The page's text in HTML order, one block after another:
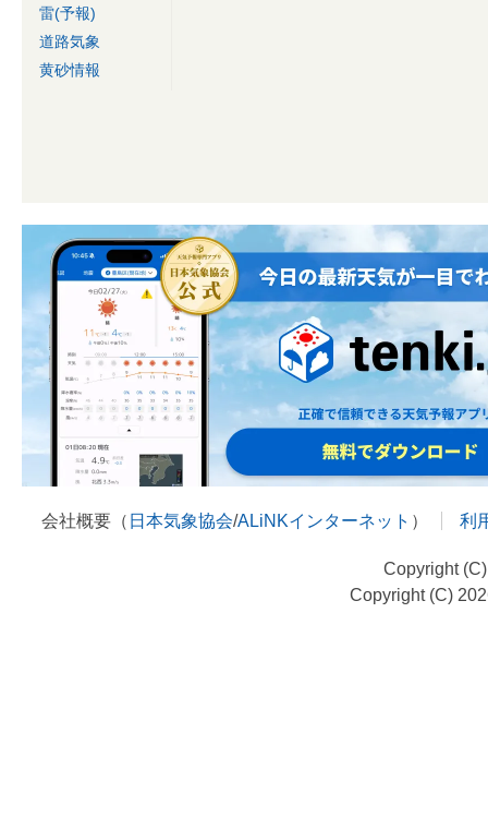
雷(予報)
道路気象
黄砂情報
会社概要（ 日本気象協会/ALiNKインターネット ） 利
Copyright
Copyright (C)